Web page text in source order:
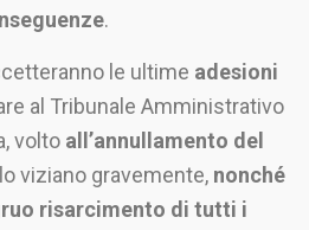
.
le ultime adesioni
al Tribunale Amministrativo
volto all’annullamento del
viziano gravemente, nonché
risarcimento di tutti i